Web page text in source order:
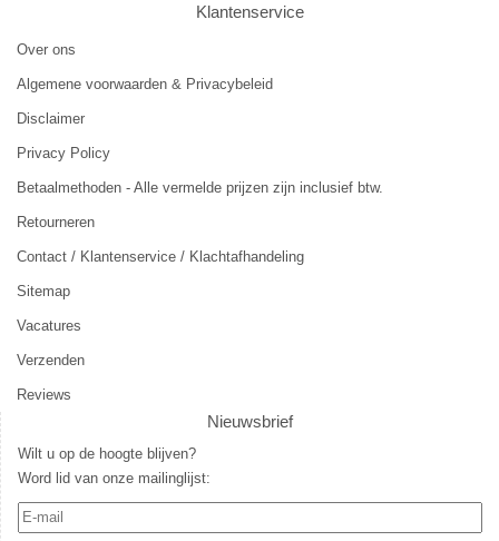
Klantenservice
Over ons
Algemene voorwaarden & Privacybeleid
Disclaimer
Privacy Policy
Betaalmethoden - Alle vermelde prijzen zijn inclusief btw.
Retourneren
Contact / Klantenservice / Klachtafhandeling
Sitemap
Vacatures
Verzenden
Reviews
Nieuwsbrief
Wilt u op de hoogte blijven?
Word lid van onze mailinglijst: